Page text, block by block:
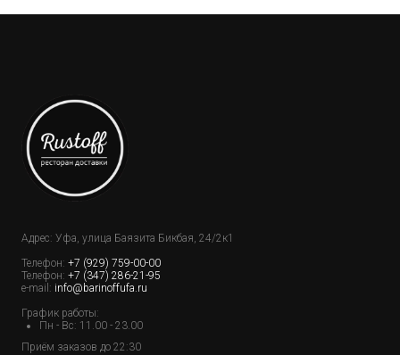
Адрес: Уфа, улица Баязита Бикбая, 24/2к1
Телефон: +7 (929) 759-00-00
Телефон: +7 (347) 286-21-95
e-mail: info@barinoffufa.ru
График работы:
Пн - Вс: 11.00 - 23.00
Приём заказов до 22:30